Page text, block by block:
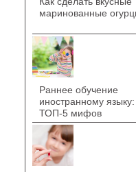
маринованные
Раннее обучение
иностранному языку:
ТОП-5 мифов